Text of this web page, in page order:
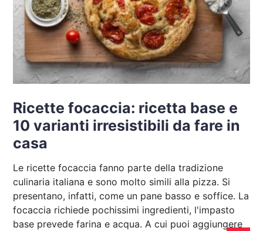
Ricette focaccia: ricetta base e
10 varianti irresistibili da fare in
casa
Le ricette focaccia fanno parte della tradizione
culinaria italiana e sono molto simili alla pizza. Si
presentano, infatti, come un pane basso e soffice. La
focaccia richiede pochissimi ingredienti, l'impasto
base prevede farina e acqua. A cui puoi aggiungere